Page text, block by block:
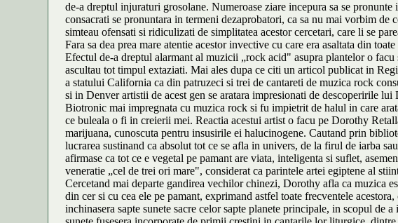
de-a dreptul injuraturi grosolane. Numeroase ziare incepura sa se
consacrati se pronuntara in termeni dezaprobatori, ca sa nu mai vorbim
simteau ofensati si ridiculizati de simplitatea acestor cercetari, care li se
Fara sa dea prea mare atentie acestor invective cu care era asaltata din
Efectul de-a dreptul alarmant al muzicii „rock acid" asupra plantelor o
ascultau tot timpul extaziati. Mai ales dupa ce citi un articol publicat in
a statului California ca din patruzeci si trei de cantareti de muzica rock
si in Denver artistii de acest gen se aratara impresionati de descoperirile
Biotronic mai impregnata cu muzica rock si fu impietrit de halul in care
ce buleala o fi in creierii mei. Reactia acestui artist o facu pe Dorothy
marijuana, cunoscuta pentru insusirile ei halucinogene. Cautand prin
lucrarea sustinand ca absolut tot ce se afla in univers, de la firul de iarba
afirmase ca tot ce e vegetal pe pamant are viata, inteligenta si suflet,
veneratie „cel de trei ori mare", considerat ca parintele artei egiptene al
Cercetand mai departe gandirea vechilor chinezi, Dorothy afla ca muzica
din cer si cu cea ele pe pamant, exprimand astfel toate frecventele
inchinasera sapte sunete sacre celor sapte planete principale, in scopul